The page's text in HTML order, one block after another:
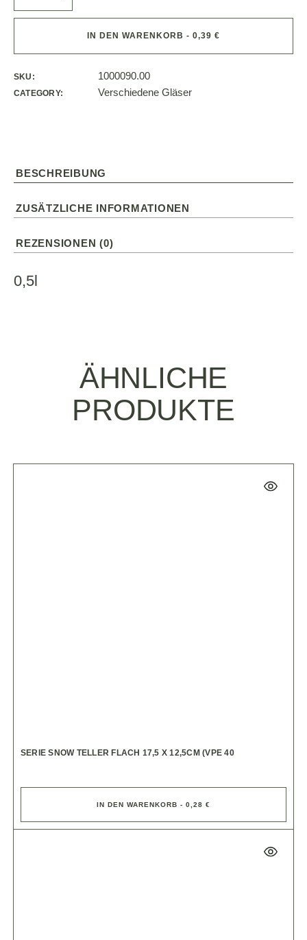
IN DEN WARENKORB - 0,39 €
SKU: 1000090.00
CATEGORY: Verschiedene Gläser
BESCHREIBUNG
ZUSÄTZLICHE INFORMATIONEN
REZENSIONEN (0)
0,5l
ÄHNLICHE
PRODUKTE
SERIE SNOW TELLER FLACH 17,5 X 12,5CM (VPE 40
IN DEN WARENKORB - 0,28 €